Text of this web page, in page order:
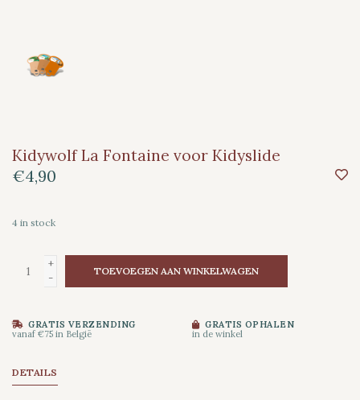
Kidywolf La Fontaine voor Kidyslide
€4,90
4 in stock
+
-
TOEVOEGEN AAN WINKELWAGEN
GRATIS VERZENDING
vanaf €75 in België
GRATIS OPHALEN
in de winkel
DETAILS